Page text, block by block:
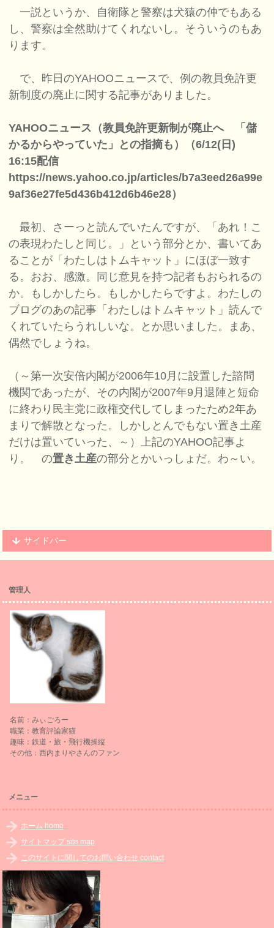
一説というか、自衛隊と警察は犬猿の仲でもある
し、警察は全然助けてくれないし。そういうのもあ
ります。
で、昨日のYAHOOニュースで、例の教員免許更
新制度の廃止に関する記事がありました。
YAHOOニュース（教員免許更新制が廃止へ 「儲
かるからやっていた」との指摘も）（6/12(日)
16:15配信
https://news.yahoo.co.jp/articles/b7a3eed26a99e
9af36e27fe5d436b412d6b46e28）
最初、さーっと読んでいたんですが、「あれ！こ
の表現わたしと同じ。」という部分とか、書いてあ
ることが「わたしはトムキャット」にほぼ一致す
る。おお、感激。同じ意見を持つ記者もおられるの
か。もしかしたら。もしかしたらですよ。わたしの
ブログのあの記事「わたしはトムキャット」読んで
くれていたらうれしいな。とか思いました。まあ、
偶然でしょうね。
（～第一次安倍内閣が2006年10月に設置した諮問
機関であったが、その内閣が2007年9月退陣と短命
に終わり民主党に政権交代してしまったため2年あ
まりで解散となった。しかしとんでもない置き土産
だけは置いていった、～）上記のYAHOO記事よ
り。 の置き土産の部分とかいっしょだ。わ～い。
サイドバー
管理人
名前：みぃごろー
職業：教育評論家猫
趣味：鉄道・旅・飛行機操縦
その他：西内まりやさんのファン
メニュー
ホーム home
サイトマップ site map
このサイトに関してのお問い合わせ contact